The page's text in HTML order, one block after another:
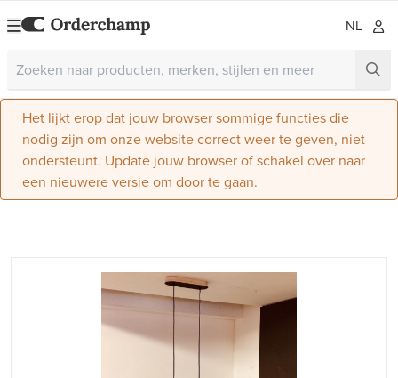
NL
Het lijkt erop dat jouw browser sommige functies die
nodig zijn om onze website correct weer te geven, niet
ondersteunt. Update jouw browser of schakel over naar
een nieuwere versie om door te gaan.